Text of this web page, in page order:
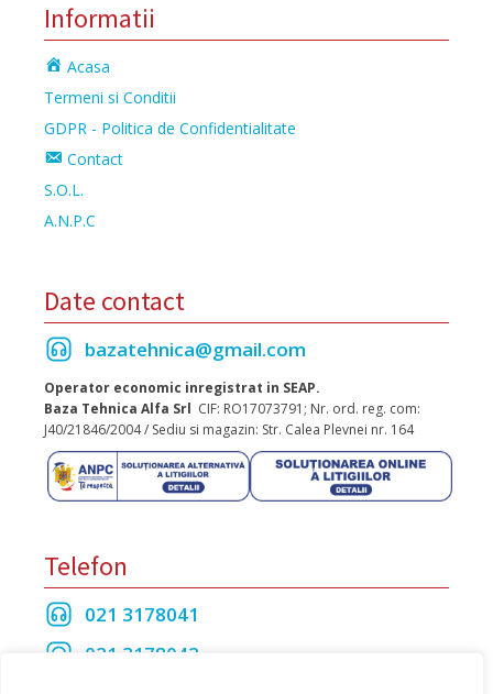
Informatii
Acasa
Termeni si Conditii
GDPR - Politica de Confidentialitate
Contact
S.O.L.
A.N.P.C
Date contact
bazatehnica@gmail.com
Operator economic inregistrat in SEAP.
Baza Tehnica Alfa Srl CIF: RO17073791; Nr. ord. reg. com:
J40/21846/2004 / Sediu si magazin: Str. Calea Plevnei nr. 164
Telefon
021 3178041
021 3178042